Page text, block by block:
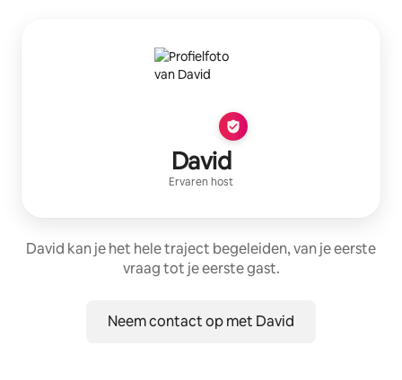
David
Ervaren host
David kan je het hele traject begeleiden, van je eerste
vraag tot je eerste gast.
Neem contact op met David